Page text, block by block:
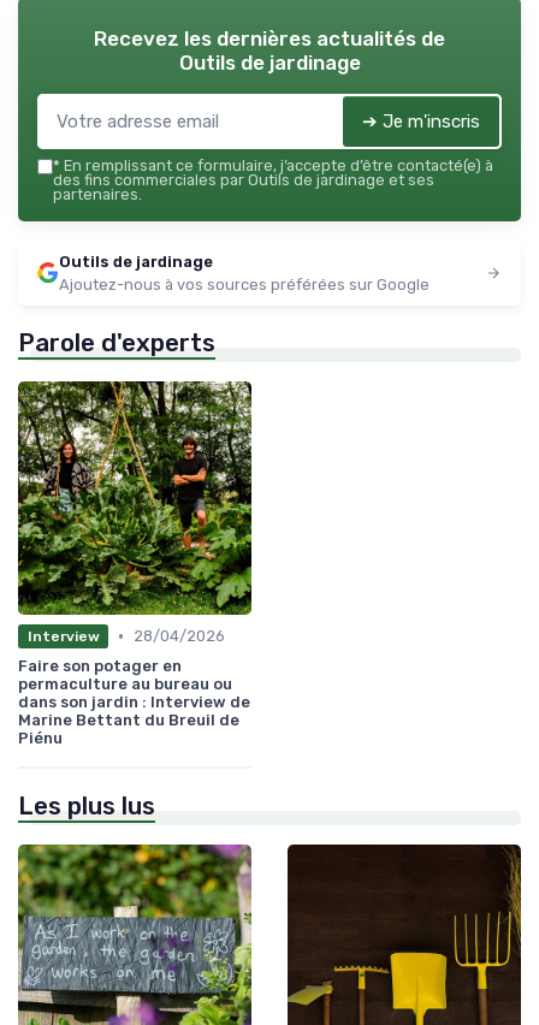
Recevez les dernières actualités de
Outils de jardinage
➔ Je m'inscris
* En remplissant ce formulaire, j’accepte d’être contacté(e) à
des fins commerciales par Outils de jardinage et ses
partenaires.
Outils de jardinage
Ajoutez-nous à vos sources préférées sur Google
Parole d'experts
Interview •
28/04/2026
Faire son potager en
permaculture au bureau ou
dans son jardin : Interview de
Marine Bettant du Breuil de
Piénu
Les plus lus